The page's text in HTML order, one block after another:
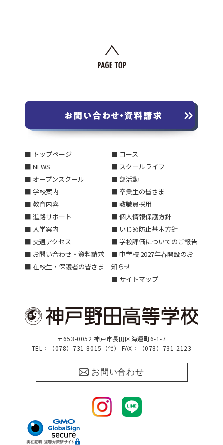
■ トップページ
■ NEWS
■ オープンスクール
■ 学校案内
■ 教育内容
■ 進路サポート
■ 入学案内
■ 交通アクセス
■ お問い合わせ・資料請求
■ 在校生・保護者の皆さま
■ コース
■ スクールライフ
■ 部活動
■ 卒業生の皆さま
■ 教職員採用
■ 個人情報保護方針
■ いじめ防止基本方針
■ 学校評価についてのご報告
■ 中学校 2027年春開設のお
知らせ
■ サイトマップ
〒653-0052 神戸市長田区海運町6-1-7
TEL：（078）731-8015（代） FAX：（078）731-2123
お問い合わせ